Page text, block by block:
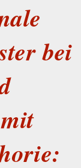
bei